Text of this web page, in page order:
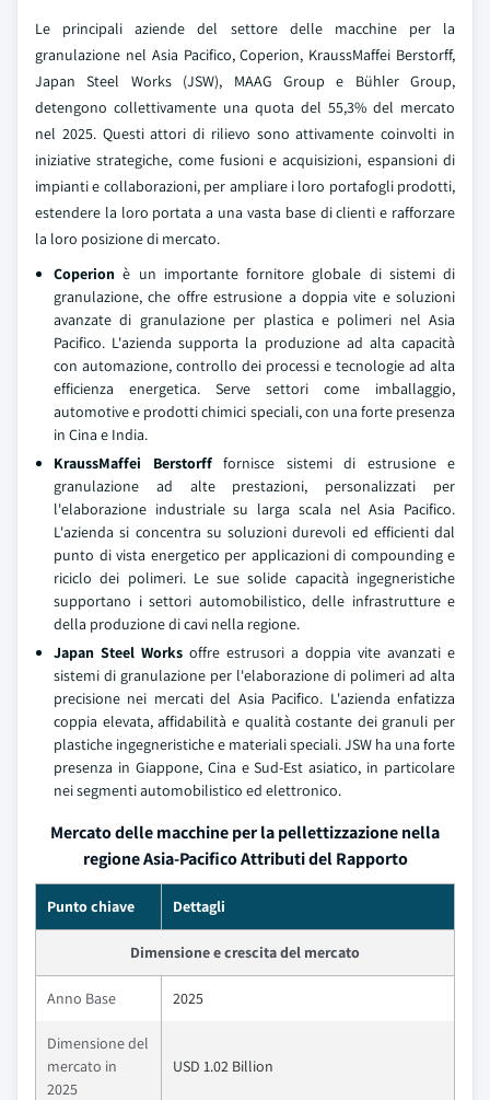
Le principali aziende del settore delle macchine per la
granulazione nel Asia Pacifico, Coperion, KraussMaffei Berstorff,
Japan Steel Works (JSW), MAAG Group e Bühler Group,
detengono collettivamente una quota del 55,3% del mercato
nel 2025. Questi attori di rilievo sono attivamente coinvolti in
iniziative strategiche, come fusioni e acquisizioni, espansioni di
impianti e collaborazioni, per ampliare i loro portafogli prodotti,
estendere la loro portata a una vasta base di clienti e rafforzare
la loro posizione di mercato.
Coperion è un importante fornitore globale di sistemi di
granulazione, che offre estrusione a doppia vite e soluzioni
avanzate di granulazione per plastica e polimeri nel Asia
Pacifico. L'azienda supporta la produzione ad alta capacità
con automazione, controllo dei processi e tecnologie ad alta
efficienza energetica. Serve settori come imballaggio,
automotive e prodotti chimici speciali, con una forte presenza
in Cina e India.
KraussMaffei Berstorfffornisce sistemi di estrusione e
granulazione ad alte prestazioni, personalizzati per
l'elaborazione industriale su larga scala nel Asia Pacifico.
L'azienda si concentra su soluzioni durevoli ed efficienti dal
punto di vista energetico per applicazioni di compounding e
riciclo dei polimeri. Le sue solide capacità ingegneristiche
supportano i settori automobilistico, delle infrastrutture e
della produzione di cavi nella regione.
Japan Steel Works offre estrusori a doppia vite avanzati e
sistemi di granulazione per l'elaborazione di polimeri ad alta
precisione nei mercati del Asia Pacifico. L'azienda enfatizza
coppia elevata, affidabilità e qualità costante dei granuli per
plastiche ingegneristiche e materiali speciali. JSW ha una forte
presenza in Giappone, Cina e Sud-Est asiatico, in particolare
nei segmenti automobilistico ed elettronico.
Mercato delle macchine per la pellettizzazione nella
regione Asia-Pacifico Attributi del Rapporto
Punto chiave Dettagli
Dimensione e crescita del mercato
Anno Base 2025
Dimensione del
mercato in
2025
USD 1.02 Billion